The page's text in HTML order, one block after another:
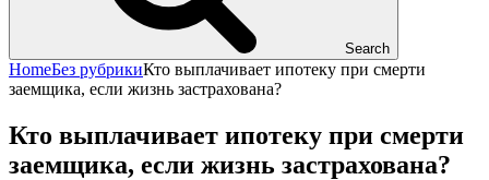
Search
HomeБез рубрикиКто выплачивает ипотеку при смерти
заемщика, если жизнь застрахована?
Кто выплачивает ипотеку при смерти
заемщика, если жизнь застрахована?